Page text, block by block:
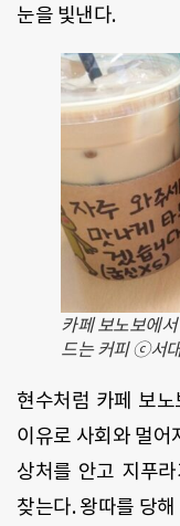
눈을 빛낸다.
카페 보노보에
드는 커피 ⓒ서
현수처럼 카페 보
이유로 사회와 멀
상처를 안고 지푸
찾는다. 왕따를 당